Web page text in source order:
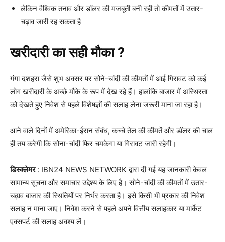
लेकिन वैश्विक तनाव और डॉलर की मजबूती बनी रही तो कीमतों में उतार-
चढ़ाव जारी रह सकता है
खरीदारी का सही मौका ?
गंगा दशहरा जैसे शुभ अवसर पर सोने-चांदी की कीमतों में आई गिरावट को कई
लोग खरीदारी के अच्छे मौके के रूप में देख रहे हैं। हालांकि बाजार में अस्थिरता
को देखते हुए निवेश से पहले विशेषज्ञों की सलाह लेना जरूरी माना जा रहा है।
आने वाले दिनों में अमेरिका-ईरान संबंध, कच्चे तेल की कीमतें और डॉलर की चाल
ही तय करेगी कि सोना-चांदी फिर चमकेगा या गिरावट जारी रहेगी।
डिस्क्लेमर: IBN24 NEWS NETWORK द्वारा दी गई यह जानकारी केवल
सामान्य सूचना और समाचार उद्देश्य के लिए है। सोने-चांदी की कीमतों में उतार-
चढ़ाव बाजार की स्थितियों पर निर्भर करता है। इसे किसी भी प्रकार की निवेश
सलाह न माना जाए। निवेश करने से पहले अपने वित्तीय सलाहकार या मार्केट
एक्सपर्ट की सलाह अवश्य लें।